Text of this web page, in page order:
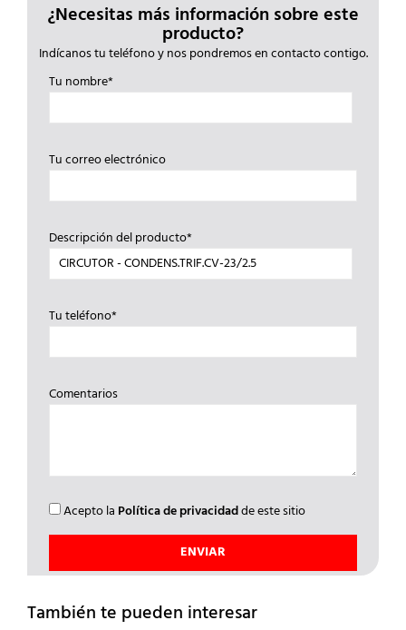
¿Necesitas más información sobre este
producto?
Indícanos tu teléfono y nos pondremos en contacto contigo.
Tu nombre*
Tu correo electrónico
Descripción del producto*
Tu teléfono*
Comentarios
Acepto la Política de privacidadde este sitio
También te pueden interesar